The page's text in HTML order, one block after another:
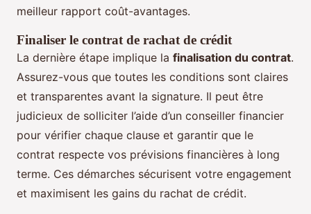
meilleur rapport coût-avantages.
Finaliser le contrat de rachat de crédit
La dernière étape implique la finalisation du contrat.
Assurez-vous que toutes les conditions sont claires
et transparentes avant la signature. Il peut être
judicieux de solliciter l’aide d’un conseiller financier
pour vérifier chaque clause et garantir que le
contrat respecte vos prévisions financières à long
terme. Ces démarches sécurisent votre engagement
et maximisent les gains du rachat de crédit.